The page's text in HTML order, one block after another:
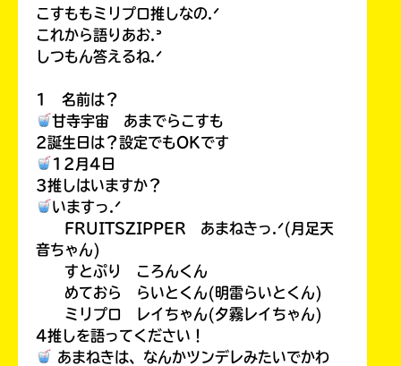
こすももミリプロ推しなの.ᐟ
これから語りあお.ᐣ
しつもん答えるね.ᐟ
1 名前は？
甘寺宇宙 あまでらこすも
2誕生日は？設定でもOKです
12月4日
3推しはいますか？
いますっ.ᐟ
FRUITSZIPPER あまねきっ.ᐟ(月足天
音ちゃん)
すとぷり ころんくん
めておら らいとくん(明雷らいとくん)
ミリプロ レイちゃん(夕霧レイちゃん)
4推しを語ってください！
あまねきは、なんかツンデレみたいでかわ